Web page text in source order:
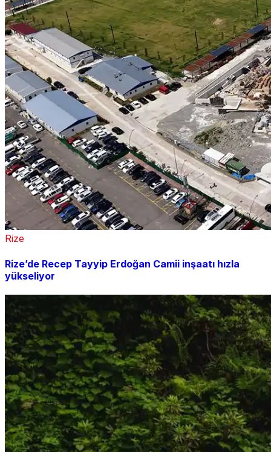
Rize
Rize’de Recep Tayyip Erdoğan Camii inşaatı hızla
yükseliyor